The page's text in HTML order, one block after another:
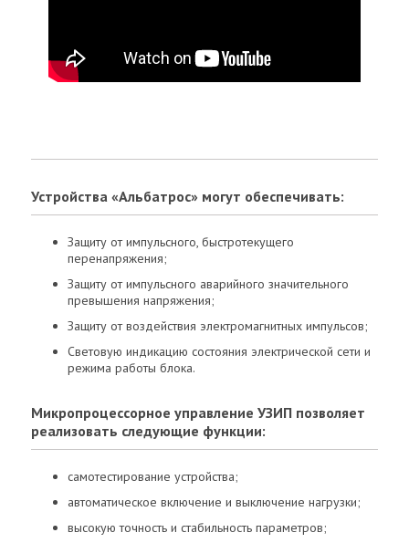
Устройства «Альбатрос» могут обеспечивать:
Защиту от импульсного, быстротекущего
перенапряжения;
Защиту от импульсного аварийного значительного
превышения напряжения;
Защиту от воздействия электромагнитных импульсов;
Световую индикацию состояния электрической сети и
режима работы блока.
Микропроцессорное управление УЗИП позволяет
реализовать следующие функции:
самотестирование устройства;
автоматическое включение и выключение нагрузки;
высокую точность и стабильность параметров;